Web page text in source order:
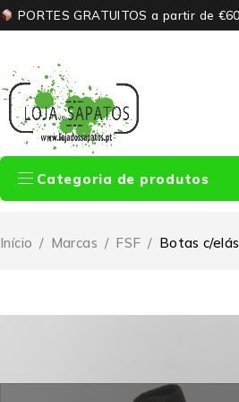
PORTES GRATUITOS a partir de
Categoria de produtos
Início / Marcas / FSF / Botas c/